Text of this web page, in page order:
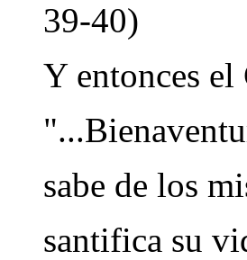
39-40)
Y entonces
sabe de los
santifica su